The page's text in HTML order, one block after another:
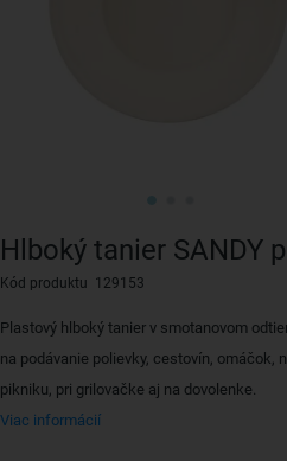
Hlboký tanier SANDY
Kód produktu 129153
Plastový hlboký tanier v smotanovom
na podávanie polievky, cestovín, omáčok,
pikniku, pri grilovačke aj na dovolenke.
Viac informácií